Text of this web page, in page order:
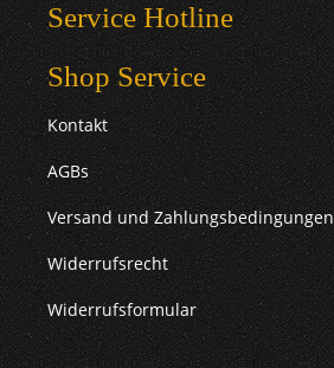
Service Hotline
Shop Service
Kontakt
AGBs
Versand und Zahlungsbedingungen
Widerrufsrecht
Widerrufsformular